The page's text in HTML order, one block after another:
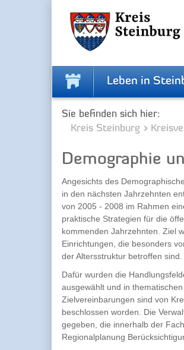
Leben in
Sie befinden sich hier:
Kreis Steinburg
Demographie
Angesichts des
in den nächsten Jahrzehnten
von 2005 - 2008 im Rahmen
praktische Strategien für die
kommenden Jahrzehnten. Ziel
Einrichtungen, die besonders
der Altersstruktur betroffen sind.
Dafür wurden die
ausgewählt und in
Zielvereinbarungen sind von
beschlossen worden. Die
gegeben, die innerhalb der
Regionalplanung